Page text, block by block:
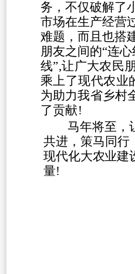
务，不仅破解了
市场在生产经营
难题，而且也搭
朋友之间的“连心
线”,让广大农民
乘上了现代农业
为助力我省乡村
了贡献!
马年将至，
共进，策马同行
现代化大农业建
量!